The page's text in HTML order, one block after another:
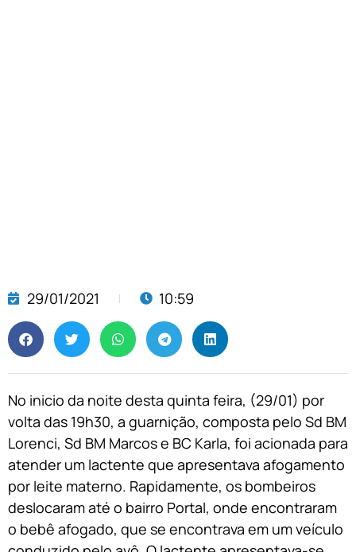
29/01/2021 10:59
No inicio da noite desta quinta feira, (29/01) por
volta das 19h30, a guarnição, composta pelo Sd BM
Lorenci, Sd BM Marcos e BC Karla, foi acionada para
atender um lactente que apresentava afogamento
por leite materno. Rapidamente, os bombeiros
deslocaram até o bairro Portal, onde encontraram
o bebê afogado, que se encontrava em um veículo